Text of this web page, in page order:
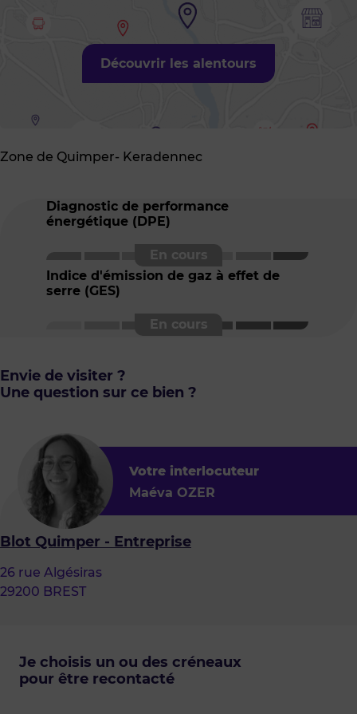
Découvrir les alentours
Zone de Quimper- Keradennec
Diagnostic de performance
énergétique (DPE)
Indice d'émission de gaz à effet de
serre (GES)
Envie de visiter ?
Une question sur ce bien ?
Votre interlocuteur
Maéva OZER
Blot Quimper - Entreprise
26 rue Algésiras
29200 BREST
Je choisis un ou des créneaux
pour être recontacté